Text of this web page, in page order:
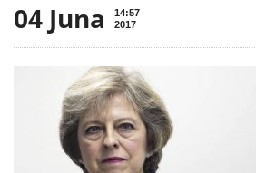
04 Juna
14:57
2017